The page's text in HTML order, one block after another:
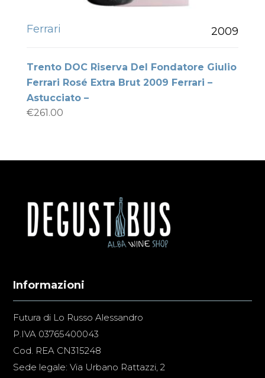
Ferrari 2009
Trento DOC Riserva Del Fondatore Giulio
Ferrari Rosé Extra Brut 2009 Ferrari –
Astucciato –
€261.00
Informazioni
Futura di Lo Russo Alessandro
P.IVA 03765400043
Cod. REA CN315248
Sede legale: Via Urbano Rattazzi, 2